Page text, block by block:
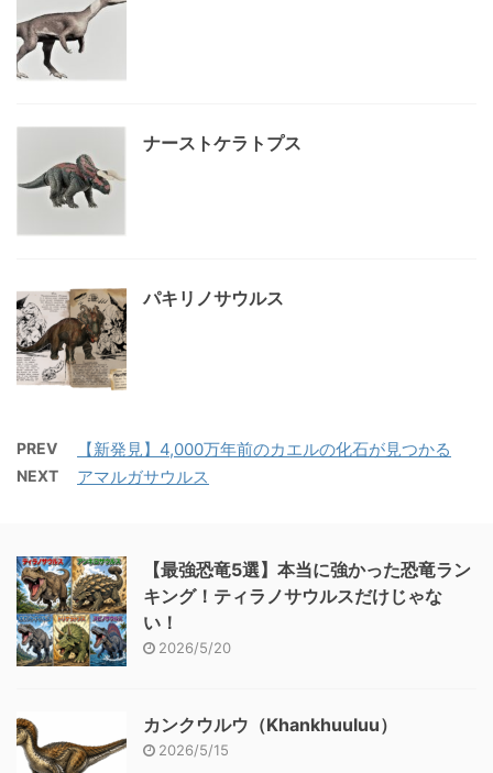
ナーストケラトプス
パキリノサウルス
PREV 【新発見】4,000万年前のカエルの化石が見つかる
NEXT アマルガサウルス
【最強恐竜5選】本当に強かった恐竜ラン
キング！ティラノサウルスだけじゃな
い！
2026/5/20
カンクウルウ（Khankhuuluu）
2026/5/15